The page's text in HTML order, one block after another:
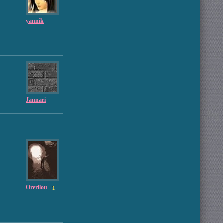
yannik
Jannari
Orerilou 1